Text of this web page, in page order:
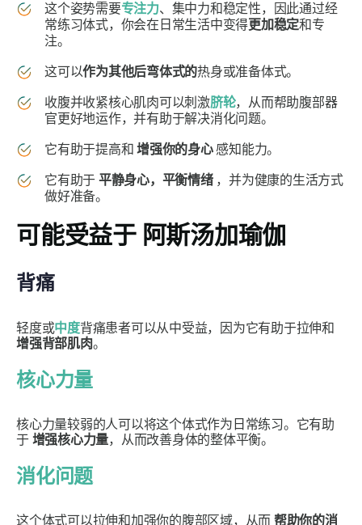
这个姿势需要专注力、集中力和稳定性，因此通过经
常练习体式，你会在日常生活中变得更加稳定和专
注。
这可以作为其他后弯体式的热身或准备体式。
收腹并收紧核心肌肉可以刺激脐轮，从而帮助腹部器
官更好地运作，并有助于解决消化问题。
它有助于提高和增强你的身心感知能力。
它有助于 平静身心，平衡情绪，并为健康的生活方式
做好准备。
可能受益于 阿斯汤加瑜伽
背痛
轻度或中度背痛患者可以从中受益，因为它有助于拉伸和
增强背部肌肉。
核心力量
核心力量较弱的人可以将这个体式作为日常练习。它有助
于 增强核心力量，从而改善身体的整体平衡。
消化问题
这个体式可以拉伸和加强你的腹部区域，从而 帮助你的消